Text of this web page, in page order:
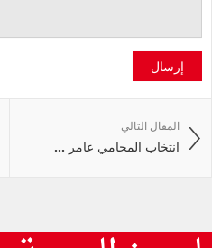
إرسال
المقال التالي
انتخاب المحامي عامر ...